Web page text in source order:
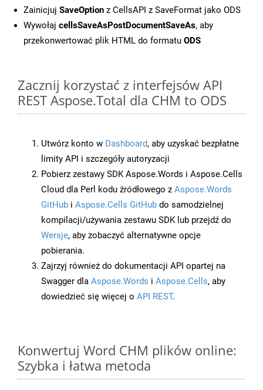
Zainicjuj SaveOption z CellsAPI z SaveFormat jako ODS
Wywołaj cellsSaveAsPostDocumentSaveAs, aby
przekonwertować plik HTML do formatu ODS
Zacznij korzystać z interfejsów API
REST Aspose.Total dla CHM to ODS
Utwórz konto w Dashboard, aby uzyskać bezpłatne
limity API i szczegóły autoryzacji
Pobierz zestawy SDK Aspose.Words i Aspose.Cells
Cloud dla Perl kodu źródłowego z Aspose.Words
GitHub i Aspose.Cells GitHub do samodzielnej
kompilacji/używania zestawu SDK lub przejdź do
Wersje, aby zobaczyć alternatywne opcje
pobierania.
Zajrzyj również do dokumentacji API opartej na
Swagger dla Aspose.Words i Aspose.Cells, aby
dowiedzieć się więcej o API REST.
Konwertuj Word CHM plików online:
Szybka i łatwa metoda